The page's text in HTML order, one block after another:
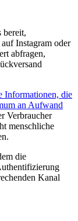
bereit,
Instagram oder
abfragen,
Informationen, die
an Aufwand
Verbraucher
menschliche
die
Kanal